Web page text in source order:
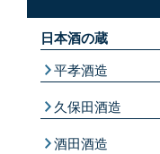
日本酒の蔵
平孝酒造
久保田酒造
酒田酒造